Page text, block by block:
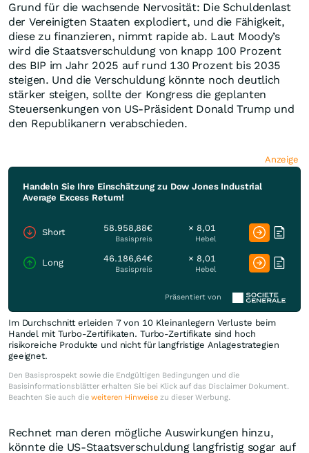
Grund für die wachsende Nervosität: Die Schuldenlast
der Vereinigten Staaten explodiert, und die Fähigkeit,
diese zu finanzieren, nimmt rapide ab. Laut Moody’s
wird die Staatsverschuldung von knapp 100 Prozent
des BIP im Jahr 2025 auf rund 130 Prozent bis 2035
steigen. Und die Verschuldung könnte noch deutlich
stärker steigen, sollte der Kongress die geplanten
Steuersenkungen von US-Präsident Donald Trump und
den Republikanern verabschieden.
Anzeige
Handeln Sie Ihre Einschätzung zu Dow Jones Industrial
Average Excess Return!
Short 58.958,88€
Basispreis
× 8,01
Hebel
Long 46.186,64€
Basispreis
× 8,01
Hebel
Präsentiert von
Im Durchschnitt erleiden 7 von 10 Kleinanlegern Verluste beim
Handel mit Turbo-Zertifikaten. Turbo-Zertifikate sind hoch
risikoreiche Produkte und nicht für langfristige Anlagestrategien
geeignet.
Den Basisprospekt sowie die Endgültigen Bedingungen und die
Basisinformationsblätter erhalten Sie bei Klick auf das Disclaimer Dokument.
Beachten Sie auch die weiteren Hinweise zu dieser Werbung.
Rechnet man deren mögliche Auswirkungen hinzu,
könnte die US-Staatsverschuldung langfristig sogar auf